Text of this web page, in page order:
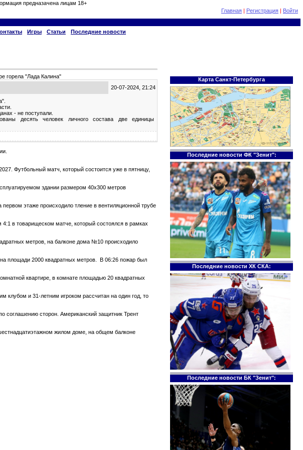
предназачена лицам 18+
Главная | Регистрация | Войти
Игры Статьи Последние новости
горела "Лада Калина"
20-07-2024, 21:24
- не поступали.
десять человек личного состава две единицы
Футбольный матч, который состоится уже в пятницу,
здании размером 40х300 метров
этаже происходило тление в вентиляционной трубе
в товарищеском матче, который состоялся в рамках
метров, на балконе дома №10 происходило
площади 2000 квадратных метров. В 06:26 пожар был
квартире, в комнате площадью 20 квадратных
клубом и 31-летним игроком рассчитан на один год, то
соглашению сторон. Американский защитник Трент
жилом доме, на общем балконе
Карта Санкт-Петербурга
Последние новости ФК "Зенит":
Последние новости ХК СКА:
Последние новости БК "Зенит":